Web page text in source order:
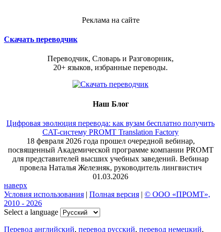
Реклама на сайте
Скачать переводчик
Переводчик, Словарь и Разговорник,
20+ языков, избранные переводы.
Наш Блог
Цифровая эволюция перевода: как вузам бесплатно получить
CAT-систему PROMT Translation Factory
18 февраля 2026 года прошел очередной вебинар,
посвященный Академической программе компании PROMT
для представителей высших учебных заведений. Вебинар
провела Наталья Железняк, руководитель лингвистич
01.03.2026
наверх
Условия использования | Полная версия | © ООО «ПРОМТ»,
2010 - 2026
Select a language
Перевод английский, перевод русский, перевод немецкий,